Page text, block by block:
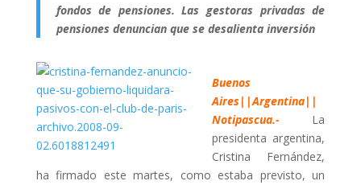
fondos de pensiones. Las gestoras privadas de
pensiones denuncian que se desalienta inversión
Buenos
Aires||Argentina||
Notipascua.-La
presidenta argentina,
Cristina Fernández,
ha firmado este martes, como estaba previsto, un